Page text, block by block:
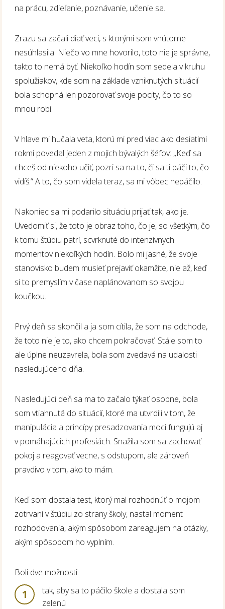
na prácu, zdieľanie, poznávanie, učenie sa.
Zrazu sa začali diať veci, s ktorými som vnútorne
nesúhlasila. Niečo vo mne hovorilo, toto nie je správne,
takto to nemá byť. Niekoľko hodín som sedela v kruhu
spolužiakov, kde som na základe vzniknutých situácií
bola schopná len pozorovať svoje pocity, čo to so
mnou robí.
V hlave mi hučala veta, ktorú mi pred viac ako desiatimi
rokmi povedal jeden z mojich bývalých šéfov: „Keď sa
chceš od niekoho učiť, pozri sa na to, či sa ti páči to, čo
vidíš.“ A to, čo som videla teraz, sa mi vôbec nepáčilo.
Nakoniec sa mi podarilo situáciu prijať tak, ako je.
Uvedomiť si, že toto je obraz toho, čo je, so všetkým, čo
k tomu štúdiu patrí, scvrknuté do intenzívnych
momentov niekoľkých hodín. Bolo mi jasné, že svoje
stanovisko budem musieť prejaviť okamžite, nie až, keď
si to premyslím v čase naplánovanom so svojou
koučkou.
Prvý deň sa skončil a ja som cítila, že som na odchode,
že toto nie je to, ako chcem pokračovať. Stále som to
ale úplne neuzavrela, bola som zvedavá na udalosti
nasledujúceho dňa.
Nasledujúci deň sa ma to začalo týkať osobne, bola
som vtiahnutá do situácií, ktoré ma utvrdili v tom, že
manipulácia a princípy presadzovania moci fungujú aj
v pomáhajúcich profesiách. Snažila som sa zachovať
pokoj a reagovať vecne, s odstupom, ale zároveň
pravdivo v tom, ako to mám.
Keď som dostala test, ktorý mal rozhodnúť o mojom
zotrvaní v štúdiu zo strany školy, nastal moment
rozhodovania, akým spôsobom zareagujem na otázky,
akým spôsobom ho vyplním.
Boli dve možnosti:
1
tak, aby sa to páčilo škole a dostala som
zelenú